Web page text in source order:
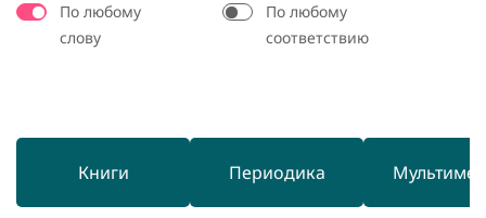
По любому
слову
По любому
соответствию
Книги Периодика